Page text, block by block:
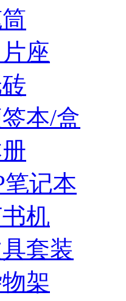
座
本/盒
笔记本
机
套装
架